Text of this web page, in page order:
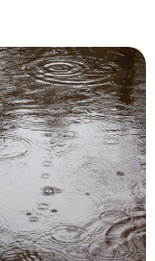
ので、この地域で最
きい９寸サイズのお
日は雨予報でしたの
中は何とか降らずに
暑くもない、とても
養にはお施主様のご
様もいらっしゃいま
意味や対象はあまり